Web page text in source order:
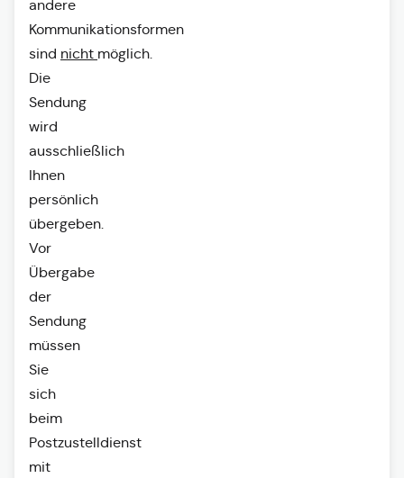
andere
Kommunikationsformen
sind nicht möglich.
Die
Sendung
wird
ausschließlich
Ihnen
persönlich
übergeben.
Vor
Übergabe
der
Sendung
müssen
Sie
sich
beim
Postzustelldienst
mit